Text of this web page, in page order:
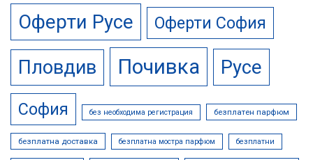
Оферти Русе Оферти София
Пловдив Почивка Русе
София без необходима регистрация безплатен парфюм
безплатна доставка безплатна мостра парфюм безплатни